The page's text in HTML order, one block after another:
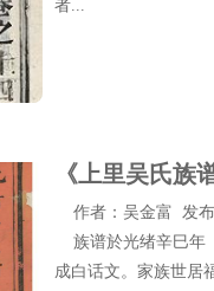
者...
《上里吴氏族
作者：吴金富 发布
族谱於光绪辛巳年
成白话文。家族世居